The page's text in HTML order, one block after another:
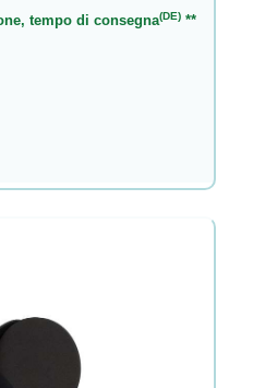
tempo di consegna(DE) **